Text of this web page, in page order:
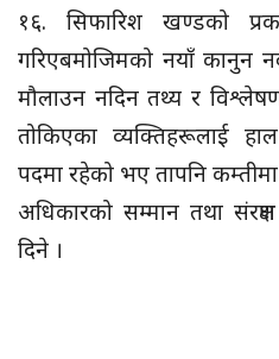
१६. सिफारिश खण्डको
गरिएबमोजिमको नयाँ कानुन
मौलाउन नदिन तथ्य र
तोकिएका व्यक्तिहरूलाई
पदमा रहेको भए तापनि
अधिकारको सम्मान तथा
दिने ।